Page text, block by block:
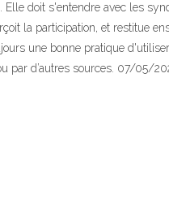
doit s'entendre avec les
la participation, et restitue
une bonne pratique
par d’autres sources. 07/05/